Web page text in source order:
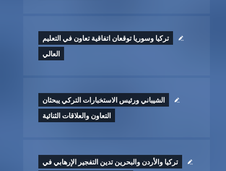
تركيا وسوريا توقعان اتفاقية تعاون في التعليم
العالي
الشيباني ورئيس الاستخبارات التركي يبحثان
التعاون والعلاقات الثنائية
تركيا والأردن والبحرين تدين التفجير الإرهابي في